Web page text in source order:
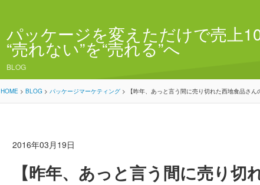
パッケージを変えただけで売上
“売れない”を“売れる”へ
BLOG
HOME > BLOG > パッケージマーケティング > 【昨年、あっと言う間に売り切れた西地食品さん
2016年03月19日
【昨年、あっと言う間に売り